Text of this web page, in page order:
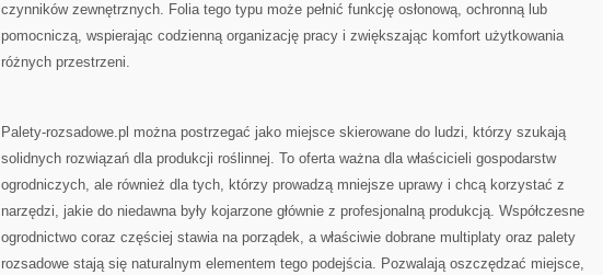
czynników zewnętrznych. Folia tego typu może pełnić funkcję osłonową, ochronną lub
pomocniczą, wspierając codzienną organizację pracy i zwiększając komfort użytkowania
różnych przestrzeni.
Palety-rozsadowe.pl można postrzegać jako miejsce skierowane do ludzi, którzy szukają
solidnych rozwiązań dla produkcji roślinnej. To oferta ważna dla właścicieli gospodarstw
ogrodniczych, ale również dla tych, którzy prowadzą mniejsze uprawy i chcą korzystać z
narzędzi, jakie do niedawna były kojarzone głównie z profesjonalną produkcją. Współczesne
ogrodnictwo coraz częściej stawia na porządek, a właściwie dobrane multiplaty oraz palety
rozsadowe stają się naturalnym elementem tego podejścia. Pozwalają oszczędzać miejsce,